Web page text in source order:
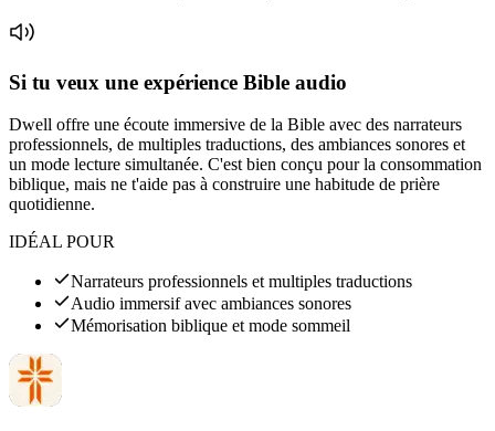
Si tu veux une expérience Bible audio
Dwell offre une écoute immersive de la Bible avec des narrateurs
professionnels, de multiples traductions, des ambiances sonores et
un mode lecture simultanée. C'est bien conçu pour la consommation
biblique, mais ne t'aide pas à construire une habitude de prière
quotidienne.
IDÉAL POUR
Narrateurs professionnels et multiples traductions
Audio immersif avec ambiances sonores
Mémorisation biblique et mode sommeil